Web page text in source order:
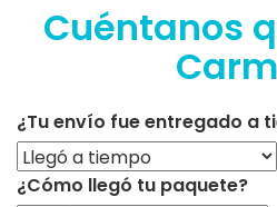
Cuéntanos
¿Tu envío fue entregado a
¿Cómo llegó tu paquete?